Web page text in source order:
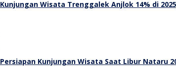
Kunjungan Wisata Trenggalek Anjlok 14% di
Persiapan Kunjungan Wisata Saat Libur Nataru